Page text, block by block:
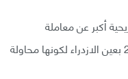
أكبر عن معاملة
الحيوانات، ونظر الروسيون إلى سبوتنيك 2 بعين الازدراء لكونها محاولة